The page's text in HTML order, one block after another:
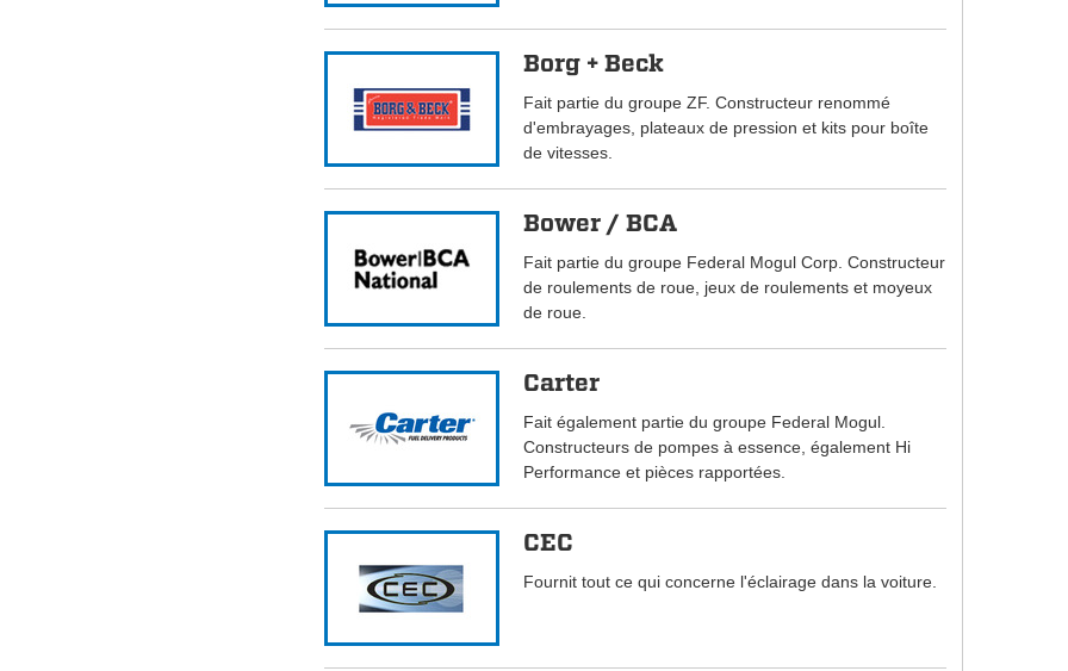
Borg + Beck
Fait partie du groupe ZF. Constructeur renommé
d'embrayages, plateaux de pression et kits pour boîte
de vitesses.
Bower / BCA
Fait partie du groupe Federal Mogul Corp. Constructeur
de roulements de roue, jeux de roulements et moyeux
de roue.
Carter
Fait également partie du groupe Federal Mogul.
Constructeurs de pompes à essence, également Hi
Performance et pièces rapportées.
CEC
Fournit tout ce qui concerne l'éclairage dans la voiture.